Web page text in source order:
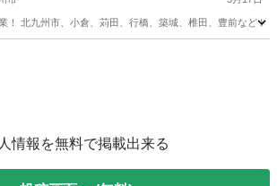
！ 北九州市、小倉、苅田、行橋、築城、椎田、豊前など
情報を無料で掲載出来る